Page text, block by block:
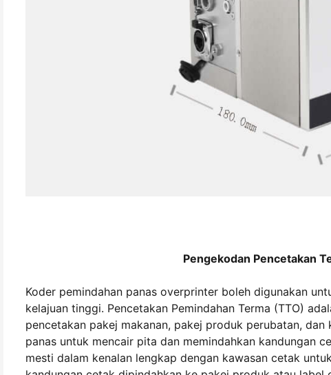
Pengekodan Pencetakan
Koder pemindahan panas overprinter boleh digunakan
kelajuan tinggi. Pencetakan Pemindahan Terma (TTO)
pencetakan pakej makanan, pakej produk perubatan,
panas untuk mencair pita dan memindahkan kandungan
mesti dalam kenalan lengkap dengan kawasan cetak